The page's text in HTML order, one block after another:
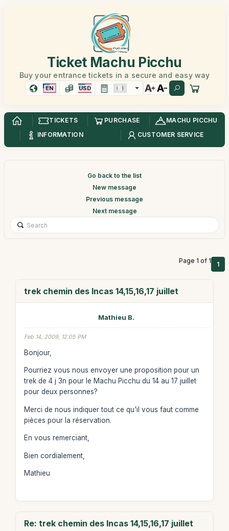
Ticket Machu Picchu
Buy your entrance tickets in a secure and easy way
EN USD
TICKETS PURCHASE
MACHU PICCHU
INFORMATION
CUSTOMER SERVICE
Go back to the list
New message
Previous message
Next message
Page 1 of 1 1
trek chemin des Incas 14,15,16,17 juillet
Mathieu B.
Feb 14, 2009, 12:05 PM
Bonjour,
Pourriez vous nous envoyer une proposition pour un
trek de 4 j 3n pour le Machu Picchu du 14 au 17 juillet
pour deux personnes?
Merci de nous indiquer tout ce qu'il vous faut comme
pièces pour la réservation.
En vous remerciant,
Bien cordialement,
Mathieu
Re: trek chemin des Incas 14,15,16,17 juillet